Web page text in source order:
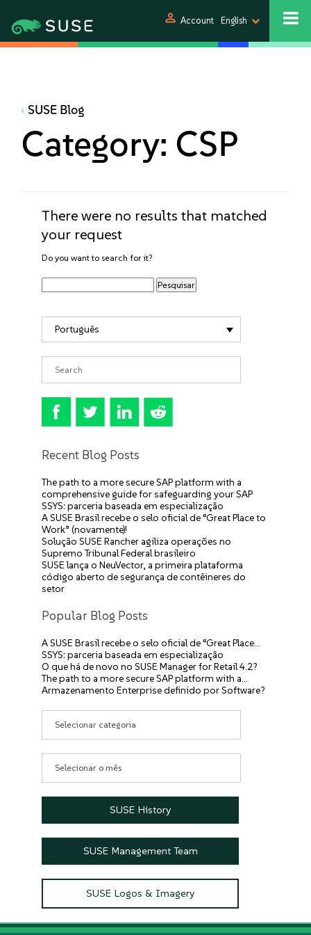
person Account English
SUSE Blog
Category: CSP
There were no results that matched
your request
Do you want to search for it?
Português
Recent Blog Posts
The path to a more secure SAP platform with a
comprehensive guide for safeguarding your SAP
SSYS: parceria baseada em especialização
A SUSE Brasil recebe o selo oficial de “Great Place to
Work” (novamente)!
Solução SUSE Rancher agiliza operações no
Supremo Tribunal Federal brasileiro
SUSE lança o NeuVector, a primeira plataforma
código aberto de segurança de contêineres do
setor
Popular Blog Posts
A SUSE Brasil recebe o selo oficial de “Great Place…
SSYS: parceria baseada em especialização
O que há de novo no SUSE Manager for Retail 4.2?
The path to a more secure SAP platform with a…
Armazenamento Enterprise definido por Software?
SUSE History
SUSE Management Team
SUSE Logos & Imagery